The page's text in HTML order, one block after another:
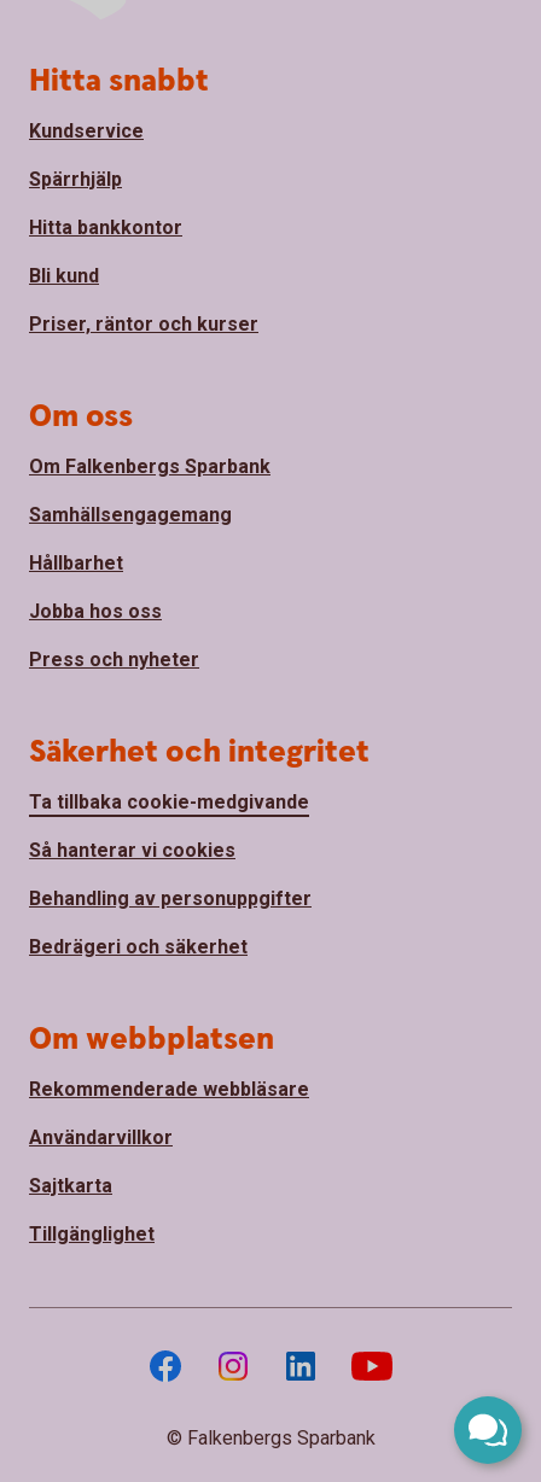
Sidfot
Hitta snabbt
Kundservice
Spärrhjälp
Hitta bankkontor
Bli kund
Priser, räntor och kurser
Om oss
Om Falkenbergs Sparbank
Samhällsengagemang
Hållbarhet
Jobba hos oss
Press och nyheter
Säkerhet och integritet
Ta tillbaka cookie-medgivande
Så hanterar vi cookies
Behandling av personuppgifter
Bedrägeri och säkerhet
Om webbplatsen
Rekommenderade webbläsare
Användarvillkor
Sajtkarta
Tillgänglighet
© Falkenbergs Sparbank